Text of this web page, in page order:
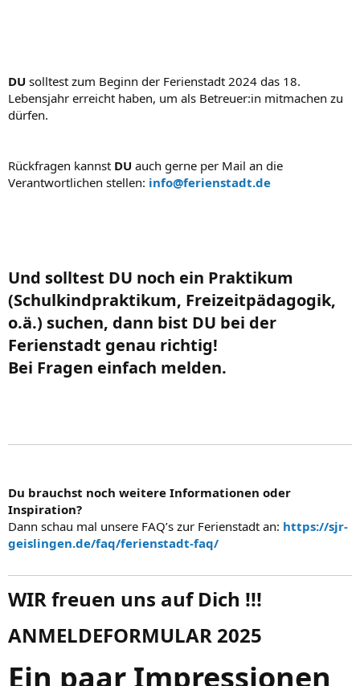
DU solltest zum Beginn der Ferienstadt 2024 das 18.
Lebensjahr erreicht haben, um als Betreuer:in mitmachen zu
dürfen.
Rückfragen kannst DU auch gerne per Mail an die
Verantwortlichen stellen: info@ferienstadt.de
Und solltest DU noch ein Praktikum
(Schulkindpraktikum, Freizeitpädagogik,
o.ä.) suchen, dann bist DU bei der
Ferienstadt genau richtig!
Bei Fragen einfach melden.​
Du brauchst noch weitere Informationen oder
Inspiration?
Dann schau mal unsere FAQ’s zur Ferienstadt an: https://sjr-
geislingen.de/faq/ferienstadt-faq/
WIR freuen uns auf Dich !!!​
ANMELDEFORMULAR 2025​
Ein paar Impressionen